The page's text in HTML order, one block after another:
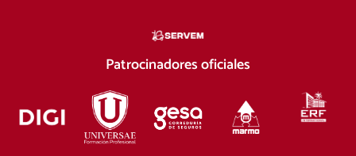
Patrocinadores oficiales